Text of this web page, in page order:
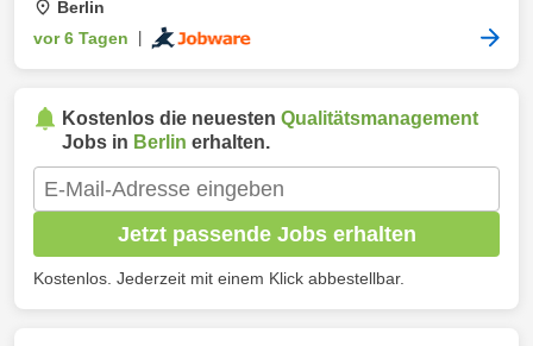
Berlin
vor 6 Tagen
Kostenlos die neuesten Qualitätsmanagement
Jobs in Berlin erhalten.
Jetzt passende Jobs erhalten
Kostenlos. Jederzeit mit einem Klick abbestellbar.